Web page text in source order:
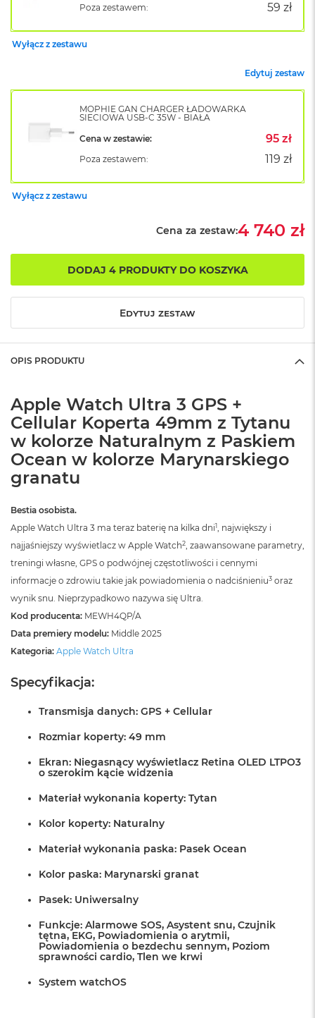
a
c
k
W
e
l
o
a
o
o
k
A
r
B
ę
k
i
t
n
y
M
c
B
o
A
r
w
e
z
n
s
a
o
ć
M
a
c
B
o
o
Poza zestawem: 59 zł
Wyłącz z zestawu
Edytuj zestaw
MOPHIE GAN CHARGER ŁADOWARKA
SIECIOWA USB-C 35W - BIAŁA
Cena w zestawie:
95 zł
Poza zestawem: 119 zł
Wyłącz z zestawu
Cena za zestaw:4 740 zł
DODAJ 4 PRODUKTY DO KOSZYKA
Edytuj zestaw
OPIS PRODUKTU
Apple Watch Ultra 3 GPS +
Cellular Koperta 49mm z Tytanu
w kolorze Naturalnym z Paskiem
Ocean w kolorze Marynarskiego
granatu
Bestia osobista.
Apple Watch Ultra 3 ma teraz baterię na kilka dni1, największy i
najjaśniejszy wyświetlacz w Apple Watch2, zaawansowane parametry,
treningi własne, GPS o podwójnej częstotliwości i cennymi
informacje o zdrowiu takie jak powiadomienia o nadciśnieniu3 oraz
wynik snu. Nieprzypadkowo nazywa się Ultra.
Kod producenta: MEWH4QP/A
Data premiery modelu: Middle 2025
Kategoria: Apple Watch Ultra
Specyfikacja:
Transmisja danych: GPS + Cellular
Rozmiar koperty: 49 mm
Ekran: Niegasnący wyświetlacz Retina OLED LTPO3
o szerokim kącie widzenia
Materiał wykonania koperty: Tytan
Kolor koperty: Naturalny
Materiał wykonania paska: Pasek Ocean
Kolor paska: Marynarski granat
Pasek: Uniwersalny
Funkcje: Alarmowe SOS, Asystent snu, Czujnik
tętna, EKG, Powiadomienia o arytmii,
Powiadomienia o bezdechu sennym, Poziom
sprawności cardio, Tlen we krwi
System watchOS